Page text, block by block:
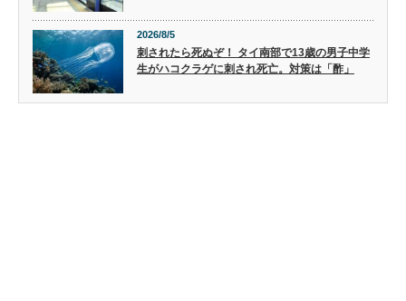
2026/8/5
刺されたら死ぬぞ！ タイ南部で13歳の男子中学
生がハコクラゲに刺され死亡。対策は「酢」